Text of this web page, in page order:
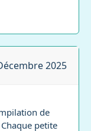
2025
de
petite